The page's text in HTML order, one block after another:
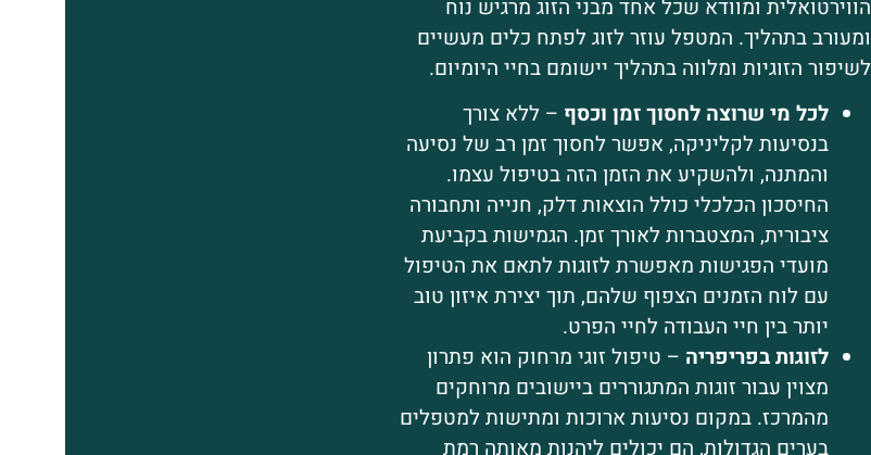
הווירטואלית ומוודא שכל אחד מבני הזוג מרגיש נוח
ומעורב בתהליך. המטפל עוזר לזוג לפתח כלים מעשיים
לשיפור הזוגיות ומלווה בתהליך יישומם בחיי היומיום.
לכל מי שרוצה לחסוך זמן וכסף – ללא צורך
בנסיעות לקליניקה, אפשר לחסוך זמן רב של נסיעה
והמתנה, ולהשקיע את הזמן הזה בטיפול עצמו.
החיסכון הכלכלי כולל הוצאות דלק, חנייה ותחבורה
ציבורית, המצטברות לאורך זמן. הגמישות בקביעת
מועדי הפגישות מאפשרת לזוגות לתאם את הטיפול
עם לוח הזמנים הצפוף שלהם, תוך יצירת איזון טוב
יותר בין חיי העבודה לחיי הפרט.
לזוגות בפריפריה – טיפול זוגי מרחוק הוא פתרון
מצוין עבור זוגות המתגוררים ביישובים מרוחקים
מהמרכז. במקום נסיעות ארוכות ומתישות למטפלים
בערים הגדולות, הם יכולים ליהנות מאותה רמת